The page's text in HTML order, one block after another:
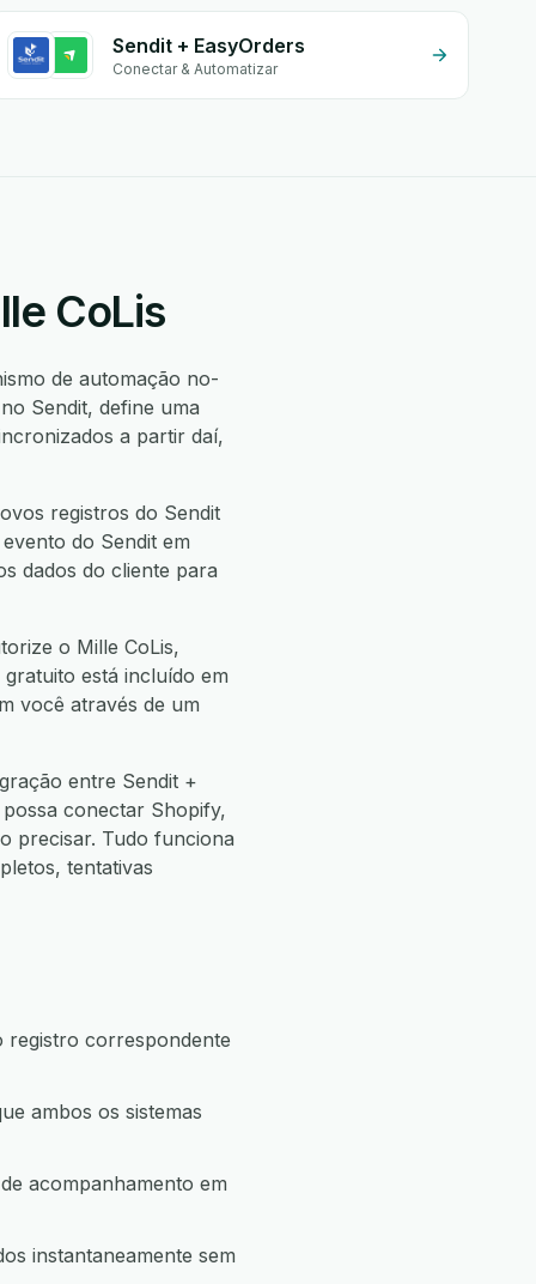
Sendit + EasyOrders
Conectar & Automatizar
CoLis
de automação no-
Sendit, define uma
a partir daí,
registros do Sendit
do Sendit em
dados do cliente para
o Mille CoLis,
está incluído em
você através de um
entre Sendit +
conectar Shopify,
precisar. Tudo funciona
tentativas
registro correspondente
ambos os sistemas
acompanhamento em
instantaneamente sem